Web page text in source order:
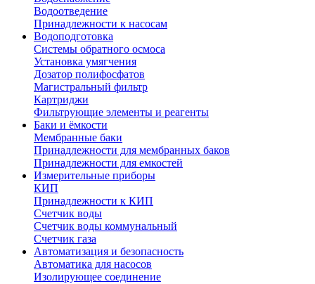
Водоотведение
Принадлежности к насосам
Водоподготовка
Системы обратного осмоса
Установка умягчения
Дозатор полифосфатов
Магистральный фильтр
Картриджи
Фильтрующие элементы и реагенты
Баки и ёмкости
Мембранные баки
Принадлежности для мембранных баков
Принадлежности для емкостей
Измерительные приборы
КИП
Принадлежности к КИП
Счетчик воды
Счетчик воды коммунальный
Счетчик газа
Автоматизация и безопасность
Автоматика для насосов
Изолирующее соединение